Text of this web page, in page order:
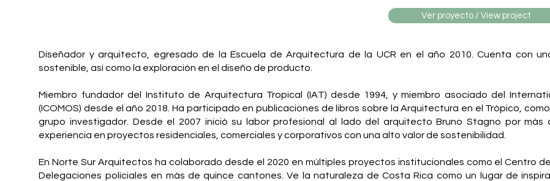
Diseñador y arquitecto, egresado de la Escuela de Arquitectura de la UCR en el año 2010. Cuenta con
sostenible, así como la exploración en el diseño de producto.
Miembro fundador del Instituto de Arquitectura Tropical (IAT) desde 1994, y miembro asociado del
(ICOMOS) desde el año 2018. Ha participado en publicaciones de libros sobre la Arquitectura en el Trópico,
grupo investigador. Desde el 2007 inició su labor profesional al lado del arquitecto Bruno Stagno por
experiencia en proyectos residenciales, comerciales y corporativos con una alto valor de sostenibilidad.
En Norte Sur Arquitectos ha colaborado desde el 2020 en múltiples proyectos institucionales como el Centro
Delegaciones policiales en más de quince cantones. Ve la naturaleza de Costa Rica como un lugar de
Ver proyecto / View project